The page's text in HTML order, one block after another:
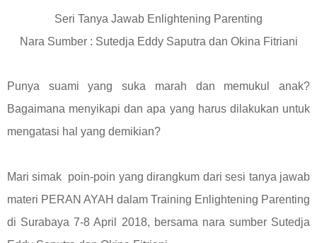
Seri Tanya Jawab Enlightening Parenting
Nara Sumber : Sutedja Eddy Saputra dan Okina Fitriani
Punya suami yang suka marah dan memukul anak?
Bagaimana menyikapi dan apa yang harus dilakukan untuk
mengatasi hal yang demikian?
Mari simak poin-poin yang dirangkum dari sesi tanya jawab
materi PERAN AYAH dalam Training Enlightening Parenting
di Surabaya 7-8 April 2018, bersama nara sumber Sutedja